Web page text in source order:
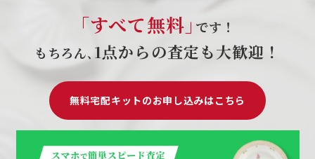
｢すべて無料｣ です！
もちろん､ 1点からの査定も大歓迎！
無料宅配キットのお申し込みはこちら